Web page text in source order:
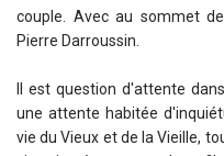
Fête et Festival (11)
couple. Avec au sommet
Pierre Darroussin.
Il est question d'attente
une attente habitée
vie du Vieux et de la Vieille,